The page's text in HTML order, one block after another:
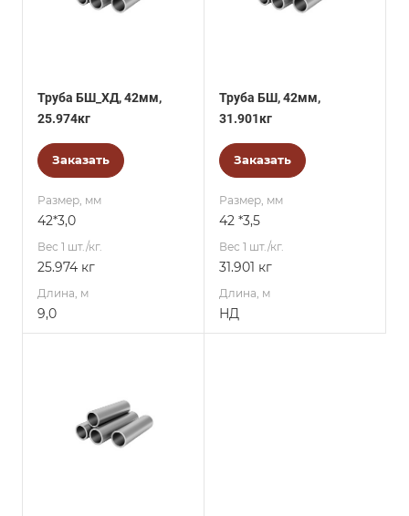
Труба БШ_ХД, 42мм,
25.974кг
Заказать
Размер, мм
42*3,0
Вес 1 шт./кг.
25.974 кг
Длина, м
9,0
Труба БШ, 42мм,
31.901кг
Заказать
Размер, мм
42 *3,5
Вес 1 шт./кг.
31.901 кг
Длина, м
НД